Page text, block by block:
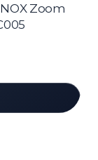
Zoom